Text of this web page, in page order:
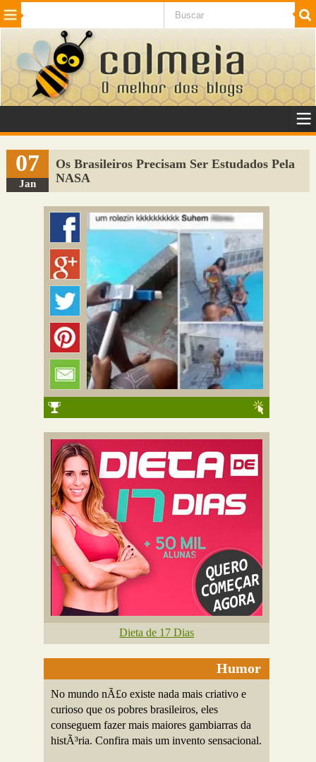
Beleza Cinema e TV
Internet Jogos NotÃ­cias SaÃºde
VeÃ­culos Adulto
Sugerir Link
Adicionar Blog
Colmeia Exchange
07
Jan
Os Brasileiros Precisam Ser Estudados Pela
NASA
Dieta de 17 Dias
Humor
No mundo nÃ£o existe nada mais criativo e
curioso que os pobres brasileiros, eles
conseguem fazer mais maiores gambiarras da
histÃ³ria. Confira mais um invento sensacional.